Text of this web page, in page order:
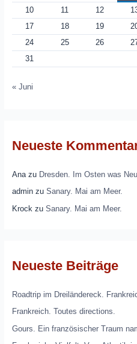
10
11 12
17
18 19
24
25 26
31
« Juni
Neueste
Anazu Dresden. Im Osten was
adminzu Sanary. Mai am Meer.
Krock zu Sanary. Mai am Meer.
Neueste Beiträge
Roadtrip im Dreiländereck.
Frankreich. Toutes directions.
Gours. Ein französischer Traum